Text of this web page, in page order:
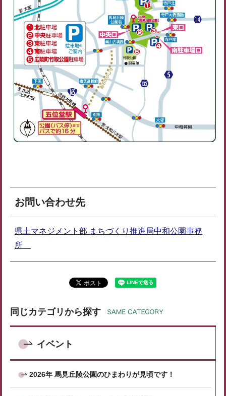
お問い合わせ先
県土マネジメント部 まちづくり推進局中和公園事務
所
同じカテゴリから探す
イベント
2026年 馬見丘陵公園のひまわりが見頃です！